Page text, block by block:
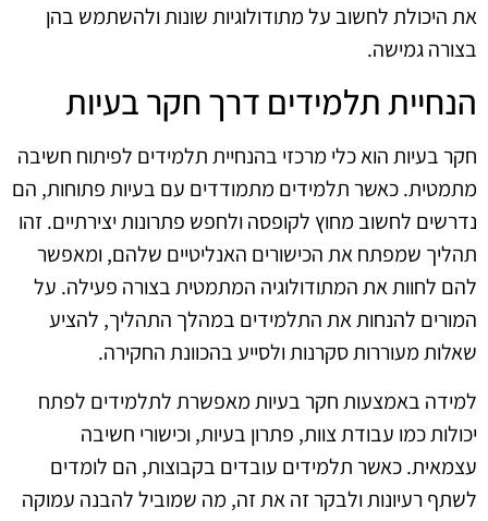
את היכולת לחשוב על מתודולוגיות שונות ולהשתמש בהן
בצורה גמישה.
הנחיית תלמידים דרך חקר בעיות
חקר בעיות הוא כלי מרכזי בהנחיית תלמידים לפיתוח חשיבה
מתמטית. כאשר תלמידים מתמודדים עם בעיות פתוחות, הם
נדרשים לחשוב מחוץ לקופסה ולחפש פתרונות יצירתיים. זהו
תהליך שמפתח את הכישורים האנליטיים שלהם, ומאפשר
להם לחוות את המתודולוגיה המתמטית בצורה פעילה. על
המורים להנחות את התלמידים במהלך התהליך, להציע
שאלות מעוררות סקרנות ולסייע בהכוונת החקירה.
למידה באמצעות חקר בעיות מאפשרת לתלמידים לפתח
יכולות כמו עבודת צוות, פתרון בעיות, וכישורי חשיבה
עצמאית. כאשר תלמידים עובדים בקבוצות, הם לומדים
לשתף רעיונות ולבקר זה את זה, מה שמוביל להבנה עמוקה